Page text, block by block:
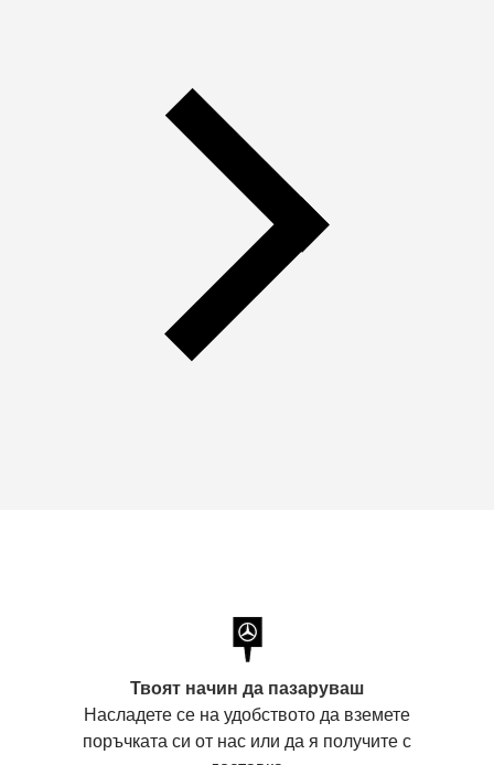
Твоят начин да пазаруваш
Насладете се на удобството да вземете
поръчката си от нас или да я получите с